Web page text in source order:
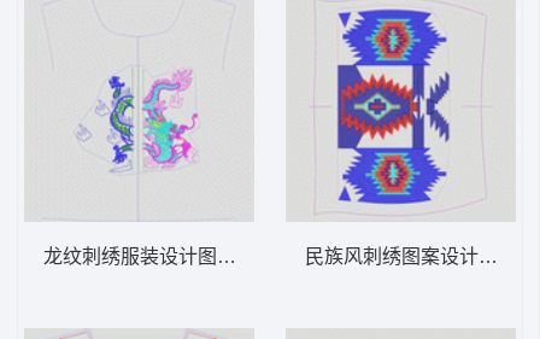
龙纹刺绣服装设计图 龙动物 民族风刺绣图案设计图 几